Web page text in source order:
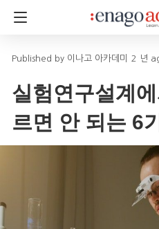
이나고 아카데미 2 년
실험연구설계
르면 안 되는 6